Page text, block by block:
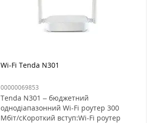
Wi-Fi Tenda N301
00000069853
Tenda N301 – бюджетний
однодіапазонний Wi-Fi роутер 300
Мбіт/сКороткий вступ:Wi-Fi роутер